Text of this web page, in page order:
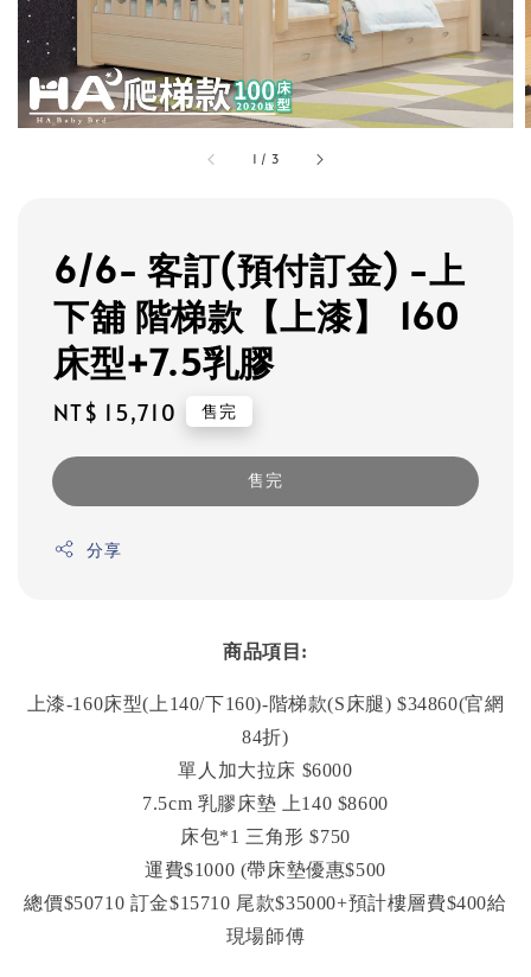
1 / 3
6/6- 客訂(預付訂金) -上
下舖 階梯款【上漆】 160
床型+7.5乳膠
Regular
NT$ 15,710 售完
售完
分享
商品項目:
上漆-160床型(上140/下160)-階梯款(S床腿) $34860(官網
84折)
單人加大拉床 $6000
7.5cm 乳膠床墊 上140 $8600
床包*1 三角形 $750
運費$1000 (帶床墊優惠$500
總價$50710 訂金$15710 尾款$35000+預計樓層費$400給
現場師傅